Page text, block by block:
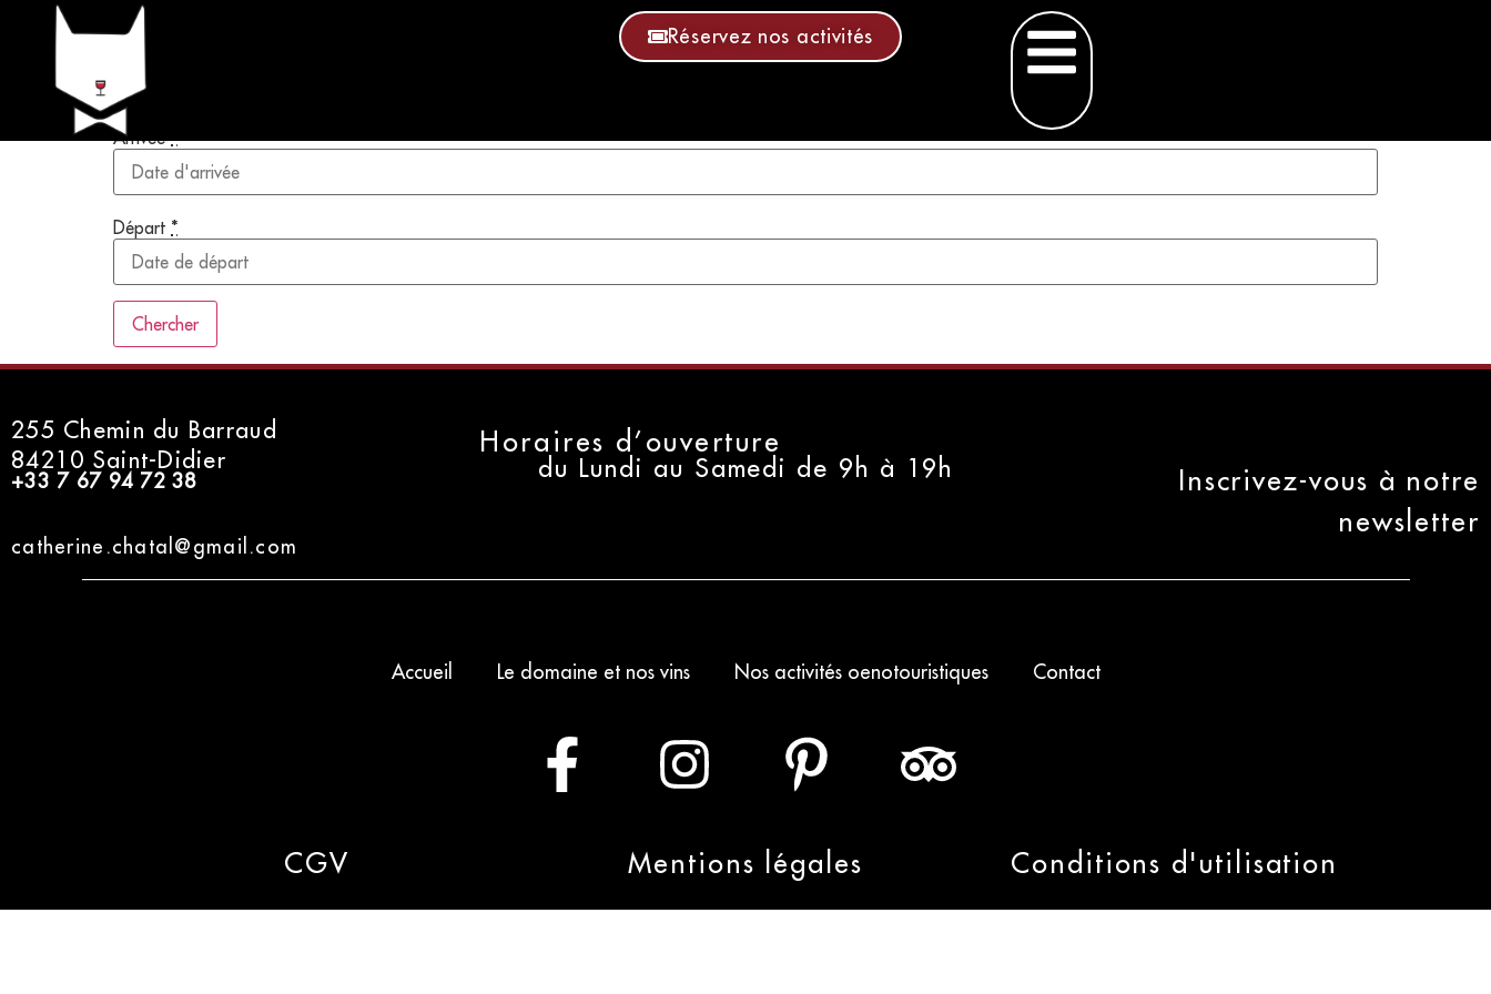
Réservez nos activités
Recherche Disponibilité
Les champs obligatoires sont suivis de
Arrivée*
Départ *
255 Chemin du Barraud
84210 Saint-Didier
+33 7 67 94 72 38
catherine.chatal@gmail.com
Horaires d’ouverture
du Lundi au Samedi de 9h à 19h
Inscrivez-vous à notre
newsletter
Accueil Le domaine et nos vins Nos activités oenotouristiques Contact
CGV Mentions légales Conditions d'utilisation